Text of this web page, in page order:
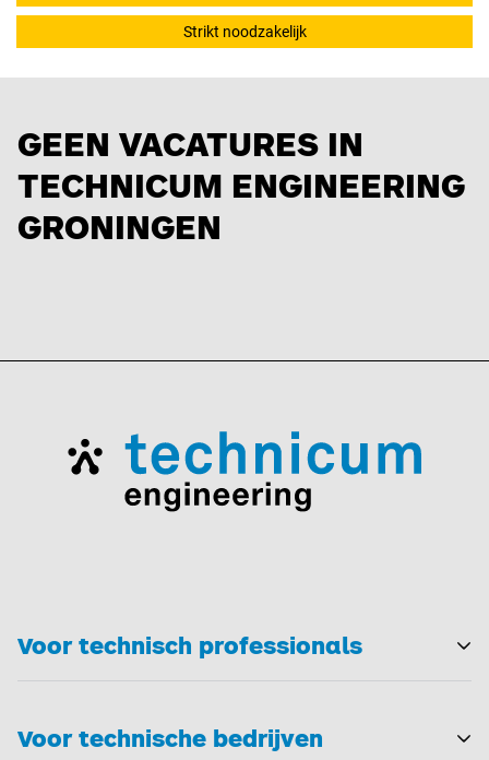
GEEN VACATURES IN
TECHNICUM ENGINEERING
GRONINGEN
Voor technisch professionals
Voor technische bedrijven
Strikt noodzakelijk